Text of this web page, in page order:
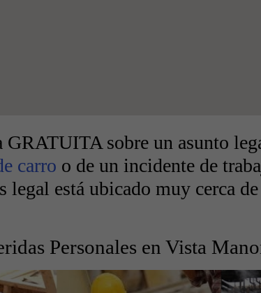
GRATUITA sobre un asunto
carro o de un incidente de
legal está ubicado muy cerca
Personales en Vista